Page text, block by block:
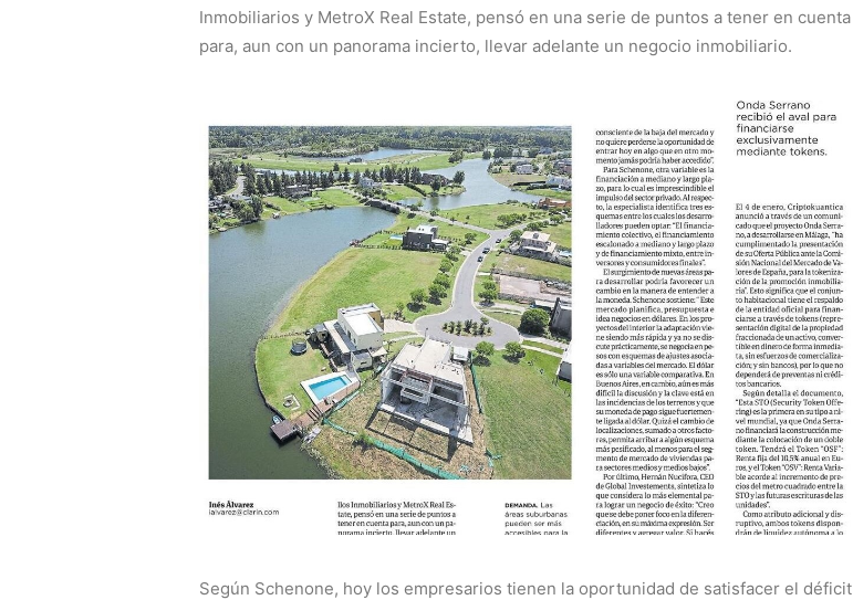
Inmobiliarios y MetroX Real Estate, pensó en una serie de puntos a tener en cuenta
para, aun con un panorama incierto, llevar adelante un negocio inmobiliario.
Según Schenone, hoy los empresarios tienen la oportunidad de satisfacer el déficit